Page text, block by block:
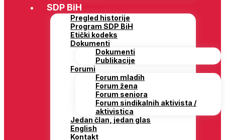
SDP BiH
Pregled historije
Program SDP BiH
Etički kodeks
Dokumenti
Dokumenti
Publikacije
Forumi
Forum mladih
Forum žena
Forum seniora
Forum sindikalnih aktivista /
aktivistica
Jedan član, jedan glas
English
Kontakt